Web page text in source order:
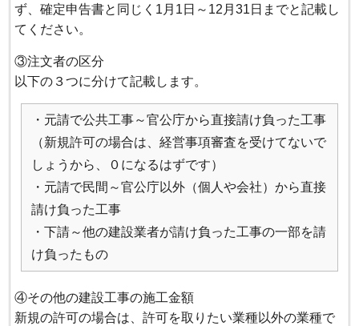
ず、確定申告書と同じく1月1日～12月31日までと記載し
てください。
③注文者の区分
以下の３つに分けて記載します。
・元請で公共工事～官公庁から直接請け負った工事
（新規許可の場合は、経営事項審査を受けてないで
しょうから、０になるはずです）
・元請で民間～官公庁以外（個人や会社）から直接
請け負った工事
・下請～他の建設業者が請け負った工事の一部を請
け負ったもの
④その他の建設工事の施工金額
新規の許可の場合は、許可を取りたい業種以外の業種で